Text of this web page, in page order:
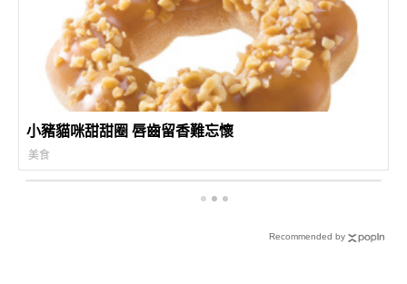
小豬貓咪甜甜圈 唇齒留香難忘懷
美食
Recommended by